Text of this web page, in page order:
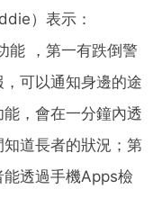
）表示：
能 ，第一有跌倒警
可以通知身邊的途
，會在一分鐘內透
道長者的狀況；第
透過手機Apps檢